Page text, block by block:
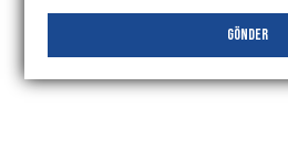
Gönder